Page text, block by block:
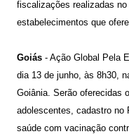
fiscalizações realizadas
estabelecimentos que
Goiás - Ação Global Pela
dia 13 de junho, às 8h30,
Goiânia. Serão oferecidas
adolescentes, cadastro no
saúde com vacinação